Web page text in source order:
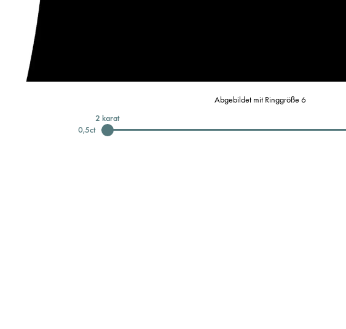
Abgebildet mit Ringgröße 6
0,5ct
2 karat